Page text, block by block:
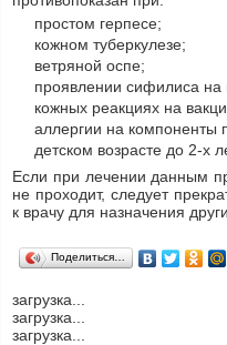
простом герпесе;
кожном туберкулезе;
ветряной оспе;
проявлении сифилиса на
кожных реакциях на
аллергии на компоненты
детском возрасте до 2-х
Если при лечении данным
не проходит, следует
к врачу для назначения
Поделиться…
загрузка...
загрузка...
загрузка...